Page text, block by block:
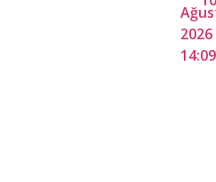
2026
14:09